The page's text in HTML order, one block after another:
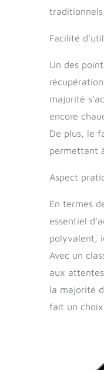
Facilité
Un des
majorité
encore
De plus, le
permettant
Aspect
En termes
essentiel
polyvalent,
Avec un
aux
la majorité
fait un